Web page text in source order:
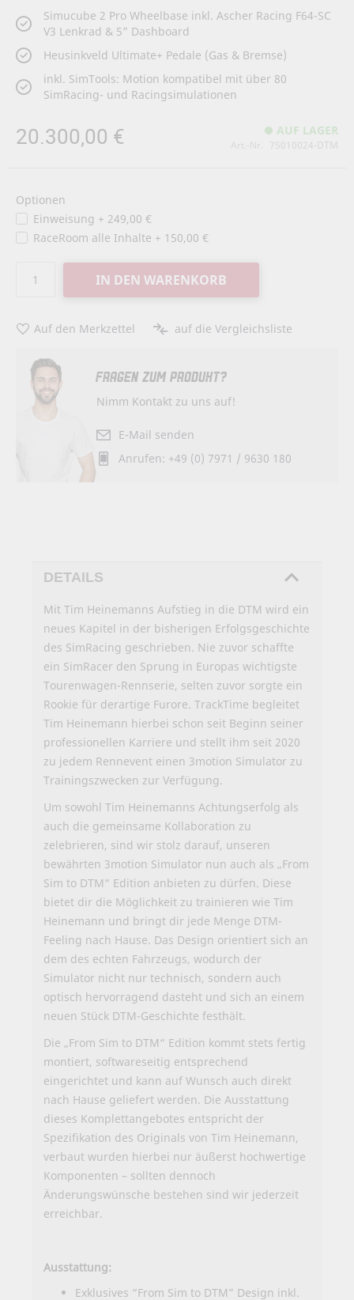
Simucube 2 Pro Wheelbase inkl. Ascher Racing F64-SC
V3 Lenkrad & 5” Dashboard
Heusinkveld Ultimate+ Pedale (Gas & Bremse)
inkl. SimTools: Motion kompatibel mit über 80
SimRacing- und Racingsimulationen
20.300,00 € AUF LAGER
Art.-Nr. 75010024-DTM
Optionen
Einweisung + 249,00 €
RaceRoom alle Inhalte + 150,00 €
IN DEN WARENKORB
Auf den Merkzettel auf die Vergleichsliste
FRAGEN ZUM PRODUKT?
Nimm Kontakt zu uns auf!
E-Mail senden
Anrufen: +49 (0) 7971 / 9630 180
DETAILS
Mit Tim Heinemanns Aufstieg in die DTM wird ein
neues Kapitel in der bisherigen Erfolgsgeschichte
des SimRacing geschrieben. Nie zuvor schaffte
ein SimRacer den Sprung in Europas wichtigste
Tourenwagen-Rennserie, selten zuvor sorgte ein
Rookie für derartige Furore. TrackTime begleitet
Tim Heinemann hierbei schon seit Beginn seiner
professionellen Karriere und stellt ihm seit 2020
zu jedem Rennevent einen 3motion Simulator zu
Trainingszwecken zur Verfügung.
Um sowohl Tim Heinemanns Achtungserfolg als
auch die gemeinsame Kollaboration zu
zelebrieren, sind wir stolz darauf, unseren
bewährten 3motion Simulator nun auch als „From
Sim to DTM“ Edition anbieten zu dürfen. Diese
bietet dir die Möglichkeit zu trainieren wie Tim
Heinemann und bringt dir jede Menge DTM-
Feeling nach Hause. Das Design orientiert sich an
dem des echten Fahrzeugs, wodurch der
Simulator nicht nur technisch, sondern auch
optisch hervorragend dasteht und sich an einem
neuen Stück DTM-Geschichte festhält.
Die „From Sim to DTM“ Edition kommt stets fertig
montiert, softwareseitig entsprechend
eingerichtet und kann auf Wunsch auch direkt
nach Hause geliefert werden. Die Ausstattung
dieses Komplettangebotes entspricht der
Spezifikation des Originals von Tim Heinemann,
verbaut wurden hierbei nur äußerst hochwertige
Komponenten – sollten dennoch
Änderungswünsche bestehen sind wir jederzeit
erreichbar.
Ausstattung:
Exklusives “From Sim to DTM” Design inkl.